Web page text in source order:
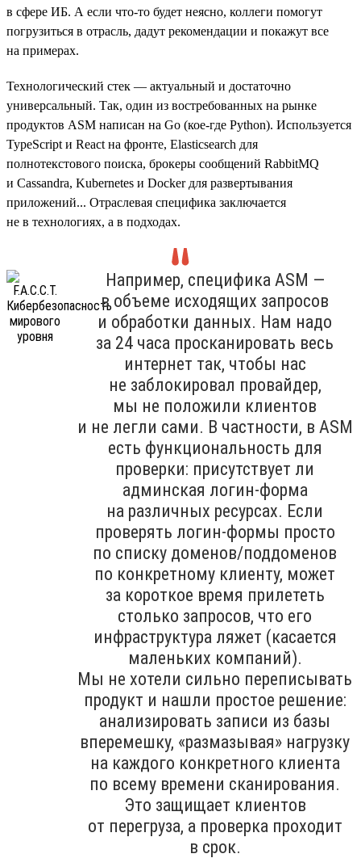
в сфере ИБ. А если что-то будет неясно, коллеги помогут
погрузиться в отрасль, дадут рекомендации и покажут все
на примерах.
Технологический стек — актуальный и достаточно
универсальный. Так, один из востребованных на рынке
продуктов ASM написан на Go (кое-где Python). Используется
TypeScript и React на фронте, Elasticsearch для
полнотекстового поиска, брокеры сообщений RabbitMQ
и Cassandra, Kubernetes и Docker для развертывания
приложений... Отраслевая специфика заключается
не в технологиях, а в подходах.
Например, специфика ASM —
в объеме исходящих запросов
и обработки данных. Нам надо
за 24 часа просканировать весь
интернет так, чтобы нас
не заблокировал провайдер,
мы не положили клиентов
и не легли сами. В частности, в ASM
есть функциональность для
проверки: присутствует ли
админская логин-форма
на различных ресурсах. Если
проверять логин-формы просто
по списку доменов/поддоменов
по конкретному клиенту, может
за короткое время прилететь
столько запросов, что его
инфраструктура ляжет (касается
маленьких компаний).
Мы не хотели сильно переписывать
продукт и нашли простое решение:
анализировать записи из базы
вперемешку, «размазывая» нагрузку
на каждого конкретного клиента
по всему времени сканирования.
Это защищает клиентов
от перегруза, а проверка проходит
в срок.